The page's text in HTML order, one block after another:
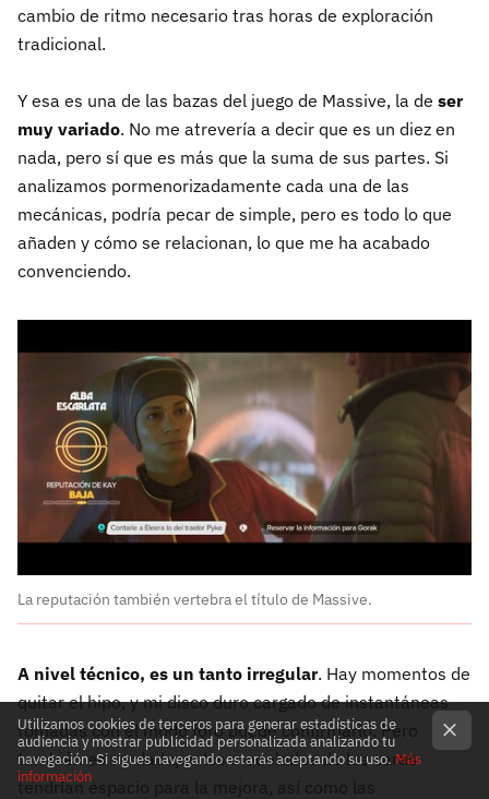
cambio de ritmo necesario tras horas de exploración
tradicional.
Y esa es una de las bazas del juego de Massive, la de ser
muy variado. No me atrevería a decir que es un diez en
nada, pero sí que es más que la suma de sus partes. Si
analizamos pormenorizadamente cada una de las
mecánicas, podría pecar de simple, pero es todo lo que
añaden y cómo se relacionan, lo que me ha acabado
convenciendo.
La reputación también vertebra el título de Massive.
A nivel técnico, es un tanto irregular. Hay momentos de
quitar el hipo, y mi disco duro cargado de instantáneas
tomadas con el modo foto puede confirmarlo. Pero
también es verdad que los modelados de las caras
tendrían espacio para la mejora, así como las
Utilizamos cookies de terceros para generar estadísticas de
audiencia y mostrar publicidad personalizada analizando tu
navegación. Si sigues navegando estarás aceptando su uso. Más
información